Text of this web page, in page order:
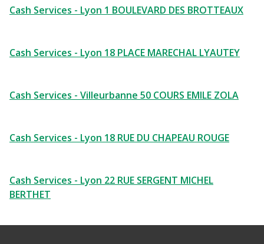
Cash Services - Lyon 1 BOULEVARD DES BROTTEAUX
Cash Services - Lyon 18 PLACE MARECHAL LYAUTEY
Cash Services - Villeurbanne 50 COURS EMILE ZOLA
Cash Services - Lyon 18 RUE DU CHAPEAU ROUGE
Cash Services - Lyon 22 RUE SERGENT MICHEL
BERTHET